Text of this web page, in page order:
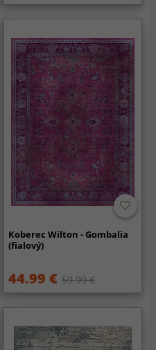
Koberec Wilton - Gombalia
(fialový)
44.99 € 59.99 €